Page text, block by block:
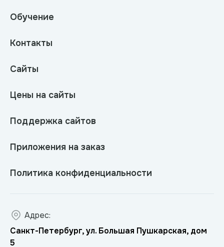
Обучение
Контакты
Сайты
Цены на сайты
Поддержка сайтов
Приложения на заказ
Политика конфиденциальности
Адрес:
Санкт-Петербург, ул. Большая Пушкарская, дом
5